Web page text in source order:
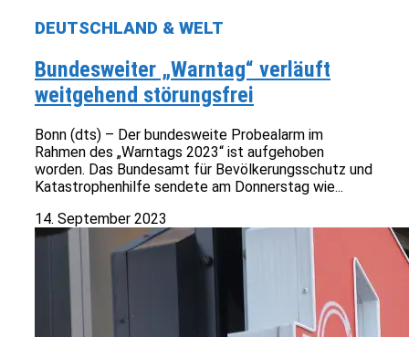
DEUTSCHLAND & WELT
Bundesweiter „Warntag“ verläuft
weitgehend störungsfrei
Bonn (dts) – Der bundesweite Probealarm im
Rahmen des „Warntags 2023“ ist aufgehoben
worden. Das Bundesamt für Bevölkerungsschutz und
Katastrophenhilfe sendete am Donnerstag wie...
14. September 2023